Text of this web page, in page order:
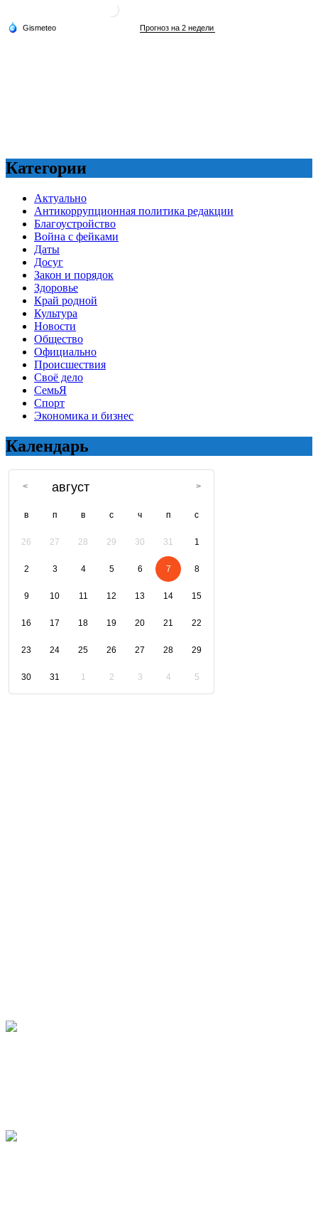
Категории
Актуально
Антикоррупционная политика редакции
Благоустройство
Война с фейками
Даты
Досуг
Закон и порядок
Здоровье
Край родной
Культура
Новости
Общество
Официально
Происшествия
Своё дело
СемьЯ
Спорт
Экономика и бизнес
Календарь
август
в п в с ч п с
26 27 28 29 30 31 1
2 3 4 5 6 7 8
9 10 11 12 13 14 15
16 17 18 19 20 21 22
23 24 25 26 27 28 29
30 31 1 2 3 4 5